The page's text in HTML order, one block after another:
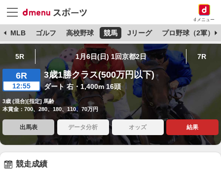
dメニュー
MLB ゴルフ 高校野球 競馬 Jリーグ プロ野球（2軍）
5R 1月6日(日) 1回京都2日 7R
6R
12:55
3歳1勝クラス(500万円以下)
ダート 右・1,400m 16頭
3歳 (混合)[指定] 馬齢
本賞金：700、280、180、110、70万円
出馬表 データ分析 オッズ 結果
競走成績